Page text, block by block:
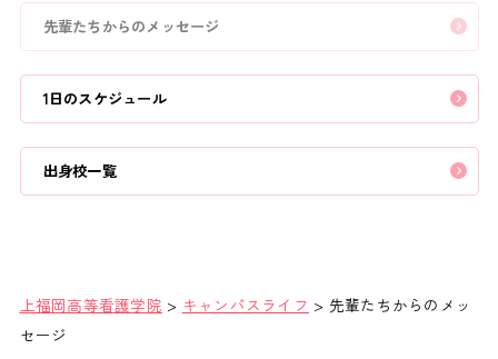
先輩たちからのメッセージ
1日のスケジュール
出身校一覧
上福岡高等看護学院 > キャンパスライフ > 先輩たちからのメッ
セージ